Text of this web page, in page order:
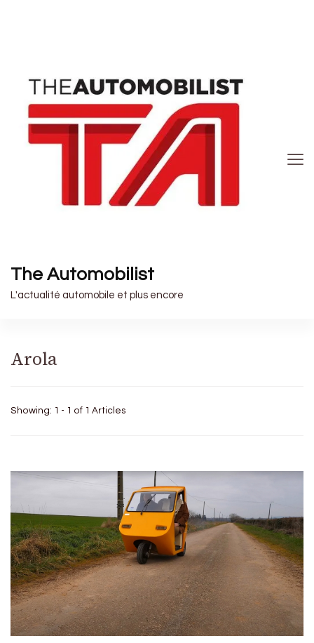
The Automobilist
L'actualité automobile et plus encore
Arola
Showing: 1 - 1 of 1 Articles